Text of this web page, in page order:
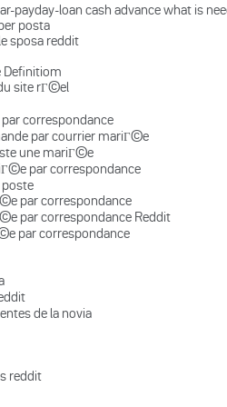
payday-loan cash advance what is
posta
sposa reddit
Definitiom
site rГ©el
correspondance
par courrier mariГ©e
une mariГ©e
par correspondance
poste
par correspondance
par correspondance Reddit
par correspondance
de la novia
reddit